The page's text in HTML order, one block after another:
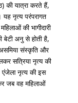
की यात्रा करते हैं,
नृत्य परंपरागत
की भागीदारी
बेटी अनु से होती है,
संस्कृति और
सत्रिया नृत्य की
नृत्य की इस
जब वह महिलाओं